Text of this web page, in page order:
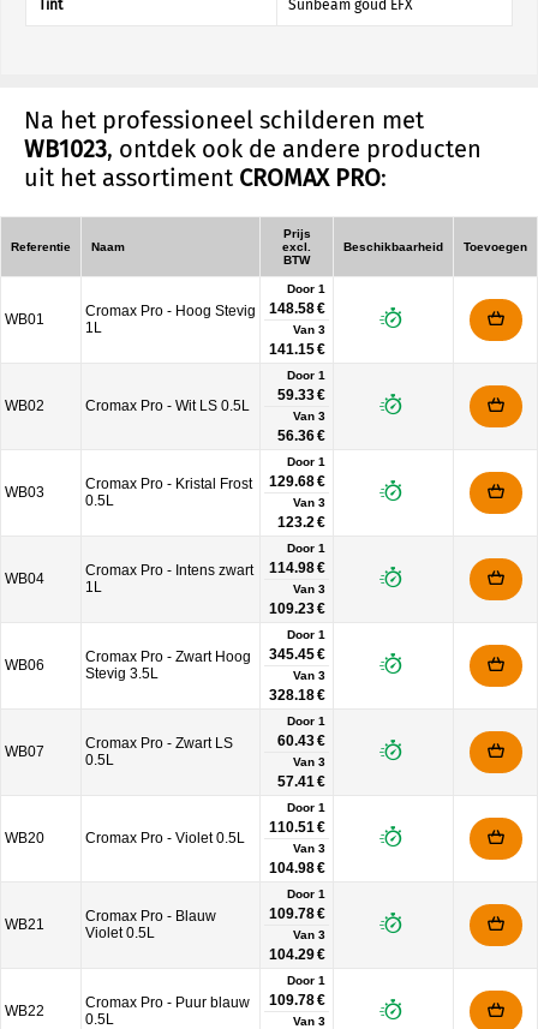
Tint Sunbeam goud EFX
Na het professioneel schilderen met
WB1023, ontdek ook de andere producten
uit het assortiment CROMAX PRO:
Referentie Naam
Prijs
excl.
BTW
Beschikbaarheid Toevoegen
WB01
Cromax Pro - Hoog Stevig
1L
Door 1
148.58 €
Van 3
141.15 €
WB02 Cromax Pro - Wit LS 0.5L
Door 1
59.33 €
Van 3
56.36 €
WB03
Cromax Pro - Kristal Frost
0.5L
Door 1
129.68 €
Van 3
123.2 €
WB04
Cromax Pro - Intens zwart
1L
Door 1
114.98 €
Van 3
109.23 €
WB06
Cromax Pro - Zwart Hoog
Stevig 3.5L
Door 1
345.45 €
Van 3
328.18 €
WB07
Cromax Pro - Zwart LS
0.5L
Door 1
60.43 €
Van 3
57.41 €
WB20 Cromax Pro - Violet 0.5L
Door 1
110.51 €
Van 3
104.98 €
WB21
Cromax Pro - Blauw
Violet 0.5L
Door 1
109.78 €
Van 3
104.29 €
WB22
Cromax Pro - Puur blauw
0.5L
Door 1
109.78 €
Van 3